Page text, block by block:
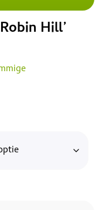
Hill’